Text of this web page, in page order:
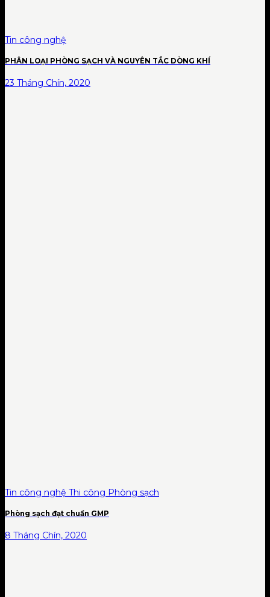
Tin công nghệ
PHÂN LOẠI PHÒNG SẠCH VÀ NGUYÊN TẮC DÒNG KHÍ
23 Tháng Chín, 2020
Tin công nghệ Thi công Phòng sạch
Phòng sạch đạt chuẩn GMP
8 Tháng Chín, 2020